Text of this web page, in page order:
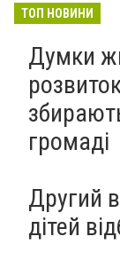
ТОП НОВИНИ
Думки
громаді
Другий
дітей